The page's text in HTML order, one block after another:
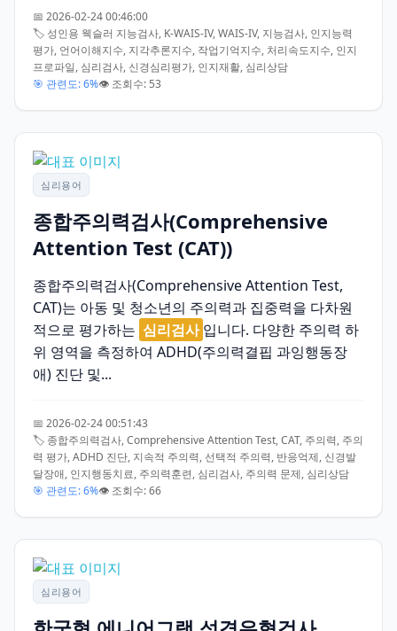
📅 2026-02-24 00:46:00
🏷️ 성인용 웩슬러 지능검사, K-WAIS-IV, WAIS-IV, 지능검사, 인지능력
평가, 언어이해지수, 지각추론지수, 작업기억지수, 처리속도지수, 인지
프로파일, 심리검사, 신경심리평가, 인지재활, 심리상담
🎯 관련도: 6%👁️ 조회수: 53
심리용어
종합주의력검사(Comprehensive
Attention Test (CAT))
종합주의력검사(Comprehensive Attention Test,
CAT)는 아동 및 청소년의 주의력과 집중력을 다차원
적으로 평가하는 심리검사 입니다. 다양한 주의력 하
위 영역을 측정하여 ADHD(주의력결핍 과잉행동장
애) 진단 및...
📅 2026-02-24 00:51:43
🏷️ 종합주의력검사, Comprehensive Attention Test, CAT, 주의력, 주의
력 평가, ADHD 진단, 지속적 주의력, 선택적 주의력, 반응억제, 신경발
달장애, 인지행동치료, 주의력훈련, 심리검사, 주의력 문제, 심리상담
🎯 관련도: 6%👁️ 조회수: 66
심리용어